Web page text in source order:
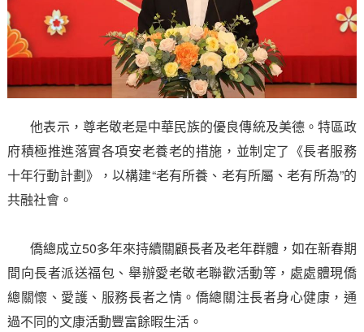
他表示，尊老敬老是中華民族的優良傳統及美德。特區政
府積極推進落實各項安老養老的措施，並制定了《長者服務
十年行動計劃》，以構建“老有所養、老有所屬、老有所為”的
共融社會。
僑總成立50多年來持續關顧長者及老年群體，如在新春期
間向長者派送福包、舉辦愛老敬老聯歡活動等，處處體現僑
總關懷、愛護、服務長者之情。僑總關注長者身心健康，通
過不同的文康活動豐富餘暇生活。